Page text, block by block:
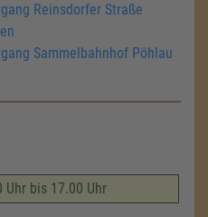
Reinsdorfer Straße
Sammelbahnhof Pöhlau
Uhr bis 17.00 Uhr